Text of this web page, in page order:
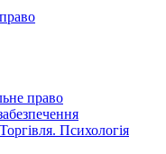
право
Психологія